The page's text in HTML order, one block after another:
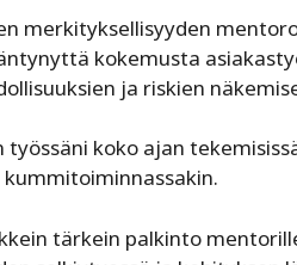
merkityksellisyyden
kokemusta
ja riskien
työssäni koko ajan
kummitoiminnassakin.
tärkein palkinto